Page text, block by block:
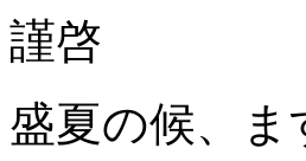
謹啓
盛夏の候、